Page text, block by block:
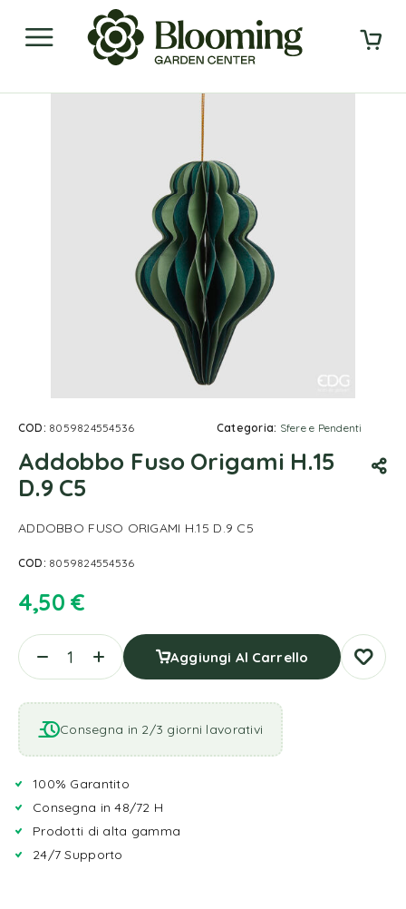
COD: 8059824554536 Categoria: Sfere e Pendenti
Addobbo Fuso Origami H.15
D.9 C5
ADDOBBO FUSO ORIGAMI H.15 D.9 C5
COD: 8059824554536
4,50 €
Aggiungi Al Carrello
Consegna in 2/3 giorni lavorativi
100% Garantito
Consegna in 48/72 H
Prodotti di alta gamma
24/7 Supporto